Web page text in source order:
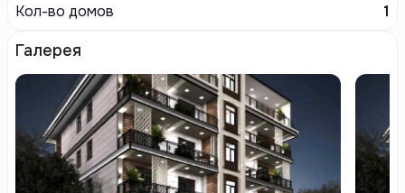
Кол-во домов
1
Галерея